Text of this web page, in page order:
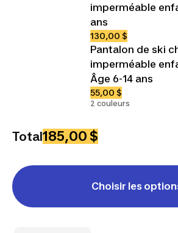
imperméable
ans
130,00 $
Pantalon de ski
imperméable
Âge 6-14 ans
55,00 $
2 couleurs
Total185,00 $
Choisir les